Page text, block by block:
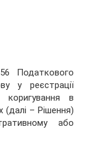
Податкового
у реєстрації
коригування в
(далі – Рішення)
або